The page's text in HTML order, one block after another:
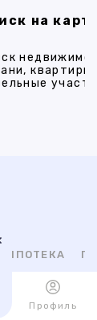
на
ИПОТЕКА
Профиль